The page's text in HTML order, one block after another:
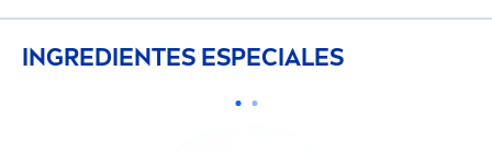
INGREDIENTES ESPECIALES